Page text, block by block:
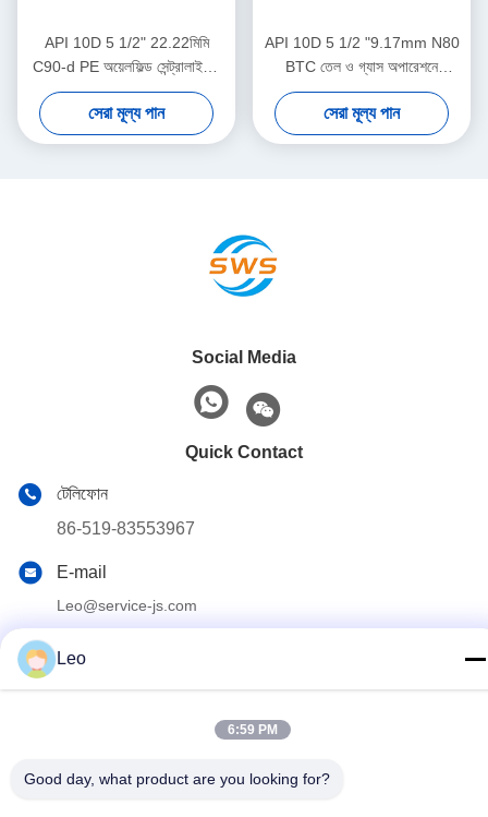
API 10D 5 1/2" 22.22মিমি
C90-d PE অয়েলফিল্ড সেন্ট্রালাইজার
তেল ও গ্যাস অপারেশনে
সেরা মূল্য পান
API 10D 5 1/2 "9.17mm N80
BTC তেল ও গ্যাস অপারেশনে
তেলক্ষেত্র কেন্দ্রীয়করণ
সেরা মূল্য পান
Social Media
Quick Contact
টেলিফোন
86-519-83553967
E-mail
Leo@service-js.com
ঠিকানা
চীন ভাল মানের সিমেন্টিং ফ্লোট সরঞ্জাম সরবরাহকারী. কপিরাইট © 2023-2026 Jiangsu
Leo
6:59 PM
Good day, what product are you looking for?